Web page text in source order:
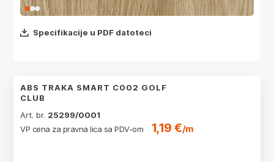
Specifikacije u PDF datoteci
ABS TRAKA SMART C002 GOLF
CLUB
Art. br. 25299/0001
VP cena za pravna lica sa PDV-om
1,19 €/m